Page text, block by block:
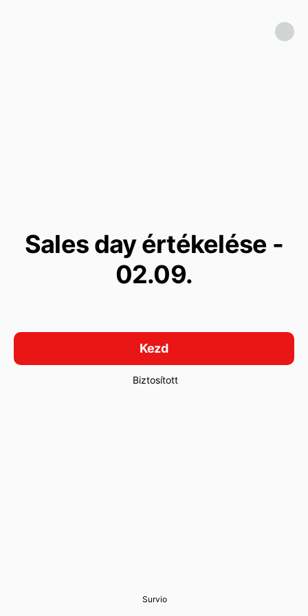
Sales day értékelése -
02.09.
Kezd
Biztosított
Survio